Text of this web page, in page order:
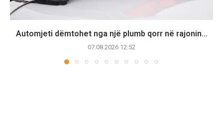
Automjeti dëmtohet nga një plumb qorr në rajonin...
07.08.2026 12:52